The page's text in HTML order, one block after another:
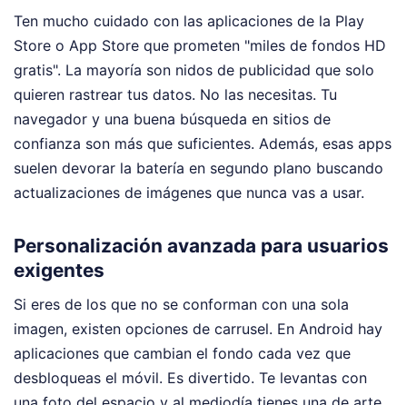
Ten mucho cuidado con las aplicaciones de la Play
Store o App Store que prometen "miles de fondos HD
gratis". La mayoría son nidos de publicidad que solo
quieren rastrear tus datos. No las necesitas. Tu
navegador y una buena búsqueda en sitios de
confianza son más que suficientes. Además, esas apps
suelen devorar la batería en segundo plano buscando
actualizaciones de imágenes que nunca vas a usar.
Personalización avanzada para usuarios
exigentes
Si eres de los que no se conforman con una sola
imagen, existen opciones de carrusel. En Android hay
aplicaciones que cambian el fondo cada vez que
desbloqueas el móvil. Es divertido. Te levantas con